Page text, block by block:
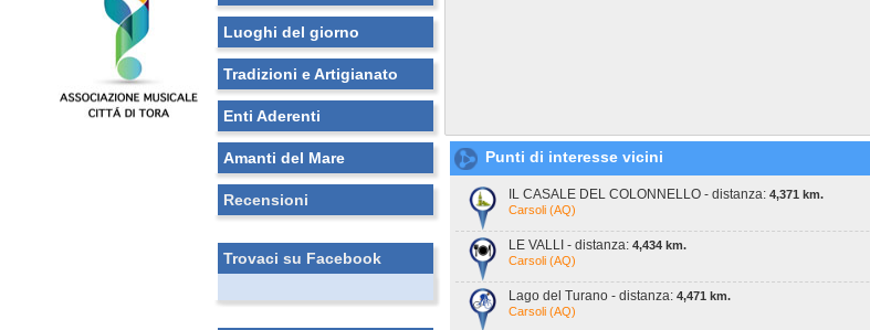
Luoghi del giorno
Tradizioni e Artigianato
Enti Aderenti
Amanti del Mare
Recensioni
Trovaci su Facebook
Punti di interesse vicini
IL CASALE DEL COLONNELLO - distanza: 4,371 km.
Carsoli (AQ)
LE VALLI - distanza: 4,434 km.
Carsoli (AQ)
Lago del Turano - distanza: 4,471 km.
Carsoli (AQ)